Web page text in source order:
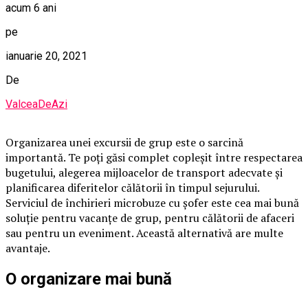
acum 6 ani
pe
ianuarie 20, 2021
De
ValceaDeAzi
Organizarea unei excursii de grup este o sarcină
importantă. Te poți găsi complet copleșit între respectarea
bugetului, alegerea mijloacelor de transport adecvate și
planificarea diferitelor călătorii în timpul sejurului.
Serviciul de închirieri microbuze cu șofer este cea mai bună
soluție pentru vacanțe de grup, pentru călătorii de afaceri
sau pentru un eveniment. Această alternativă are multe
avantaje.
O organizare mai bună